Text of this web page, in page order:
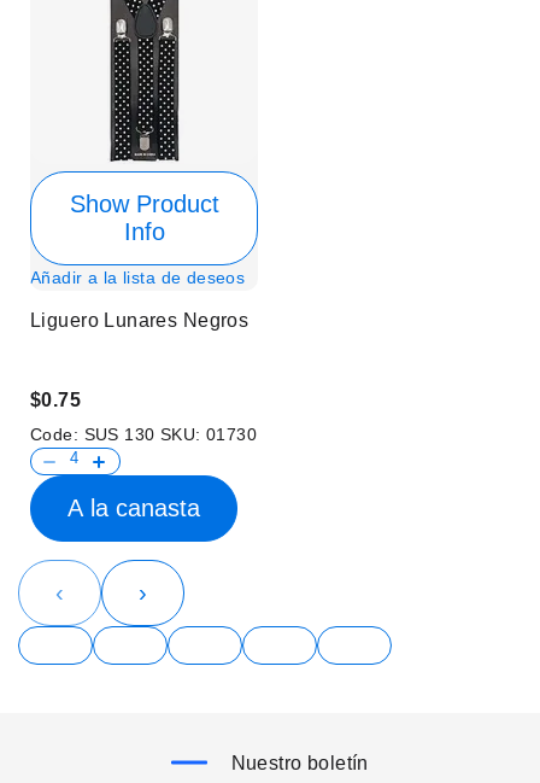
Show Product
Info
Añadir a la lista de deseos
Liguero Lunares Negros
$0.75
Code: SUS 130 SKU:01730
A la canasta
‹ ›
Nuestro boletín